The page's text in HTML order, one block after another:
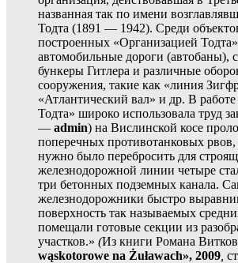
названная так по имени
Тодта (1891 — 1942). Среди
построенных «Организацией
автомобильные дороги (автобаны),
бункеры Гитлера и различные
сооружения, такие как «линия
«Атлантический вал» и др. В
Тодта» широко использовала труд
— admin) на Вислинской косе
поперечных противотанковых рвов,
нужно было перебросить для
железнодорожной линии четыре
три бетонных подземных канала.
железнодорожники быстро
поверхность так называемых
помещали готовые секции из
участков.» (Из книги Романа
wąskotorowe na Żuławach», 2009